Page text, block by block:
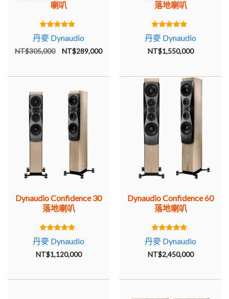
喇叭
5.00
out of 5
丹麥 Dynaudio
NT$305,000
原
價
NT$305,000。
NT$289,000目
價
NT$289,000。
落地喇叭
5.00
out of 5
丹麥 Dynaudio
NT$1,550,000
Dynaudio Confidence 30
落地喇叭
5.00
out of 5
丹麥 Dynaudio
NT$1,120,000
Dynaudio Confidence 60
落地喇叭
5.00
out of 5
丹麥 Dynaudio
NT$2,450,000